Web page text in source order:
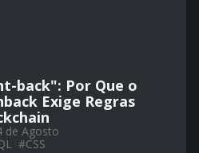
back": Por Que o
Exige Regras
de Agosto
#CSS